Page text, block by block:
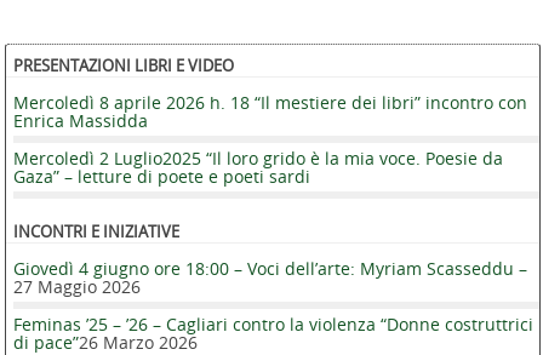
PRESENTAZIONI LIBRI E VIDEO
Mercoledì 8 aprile 2026 h. 18 “Il mestiere dei libri” incontro con
Enrica Massidda
Mercoledì 2 Luglio2025 “Il loro grido è la mia voce. Poesie da
Gaza” – letture di poete e poeti sardi
INCONTRI E INIZIATIVE
Giovedì 4 giugno ore 18:00 – Voci dell’arte: Myriam Scasseddu –
27 Maggio 2026
Feminas ’25 – ’26 – Cagliari contro la violenza “Donne costruttrici
di pace”26 Marzo 2026